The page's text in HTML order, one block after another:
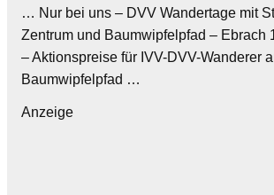
… Nur bei uns – DVV Wandertage mit
Zentrum und Baumwipfelpfad – Ebrach
– Aktionspreise für IVV-DVV-Wanderer
Baumwipfelpfad …
Anzeige